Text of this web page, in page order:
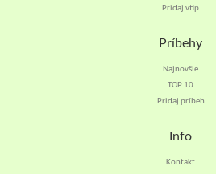
Pridaj vtip
Príbehy
Najnovšie
TOP 10
Pridaj príbeh
Info
Kontakt